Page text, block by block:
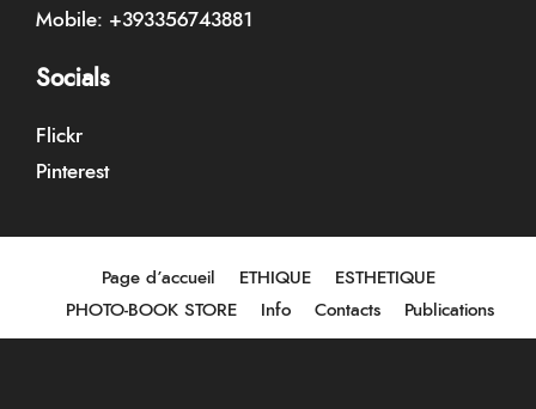
Mobile: +393356743881
Socials
Flickr
Pinterest
Page d’accueil ETHIQUE
ESTHETIQUE
PHOTO-BOOK STORE
Info Contacts Publications